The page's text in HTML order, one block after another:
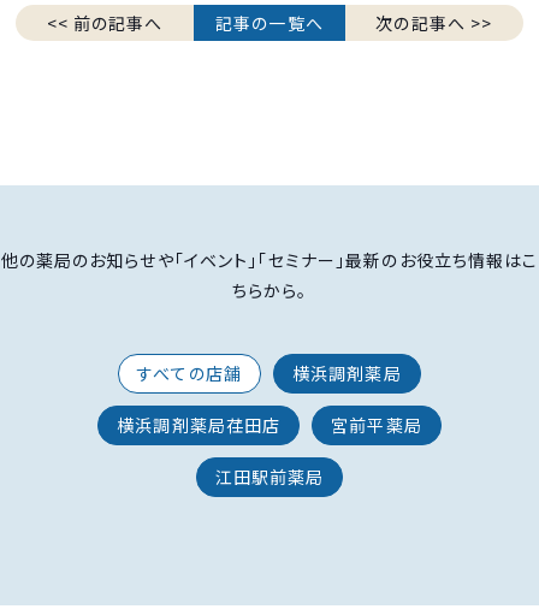
<< 前の記事へ 記事の一覧へ 次の記事へ >>
他の薬局のお知らせや「イベント」「セミナー」最新のお役立ち情報はこ
ちらから。
すべての店舗 横浜調剤薬局
横浜調剤薬局荏田店 宮前平薬局
江田駅前薬局